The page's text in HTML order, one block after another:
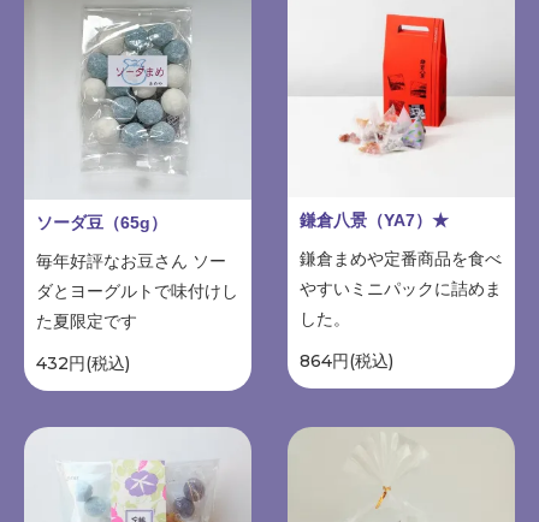
ソーダ豆（65g）
毎年好評なお豆さん ソー
ダとヨーグルトで味付けし
た夏限定です
432円(税込)
鎌倉八景（YA7）★
鎌倉まめや定番商品を食べ
やすいミニパックに詰めま
した。
864円(税込)